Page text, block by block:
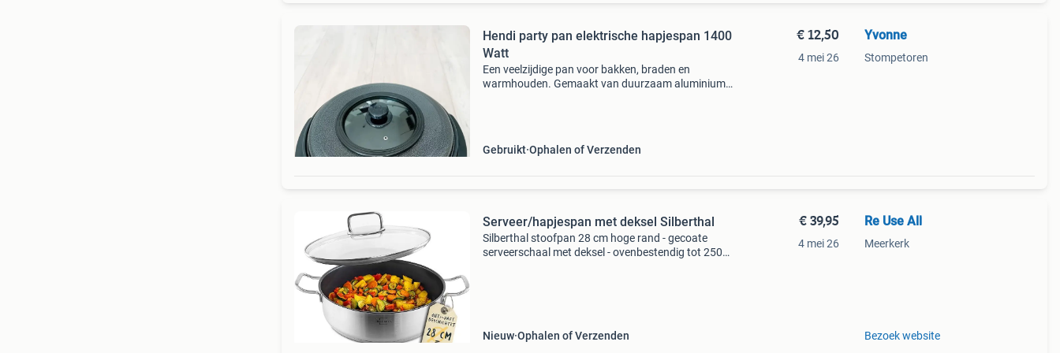
Hendi party pan elektrische hapjespan 1400
Watt
Een veelzijdige pan voor bakken, braden en
warmhouden. Gemaakt van duurzaam aluminium
Gebruikt Ophalen of Verzenden
€ 12,50
4 mei 26
Yvonne
Stompetoren
Serveer/hapjespan met deksel Silberthal
Silberthal stoofpan 28 cm hoge rand - gecoate
serveerschaal met deksel - ovenbestendig tot 250° -
Nieuw Ophalen of Verzenden
€ 39,95
4 mei 26
Re Use All
Meerkerk
Bezoek website